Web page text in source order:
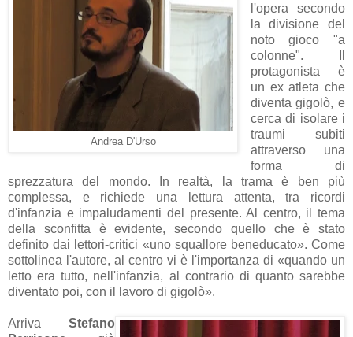
Andrea D'Urso
l'opera secondo
la divisione del
noto gioco "a
colonne". Il
protagonista è
un ex atleta che
diventa gigolò, e
cerca di isolare i
traumi subiti
attraverso una
forma di
sprezzatura del mondo. In realtà, la trama è ben più
complessa, e richiede una lettura attenta, tra ricordi
d'infanzia e impaludamenti del presente. Al centro, il tema
della sconfitta è evidente, secondo quello che è stato
definito dai lettori-critici «uno squallore beneducato». Come
sottolinea l'autore, al centro vi è l'importanza di «quando un
letto era tutto, nell'infanzia, al contrario di quanto sarebbe
diventato poi, con il lavoro di gigolò».
Arriva Stefano